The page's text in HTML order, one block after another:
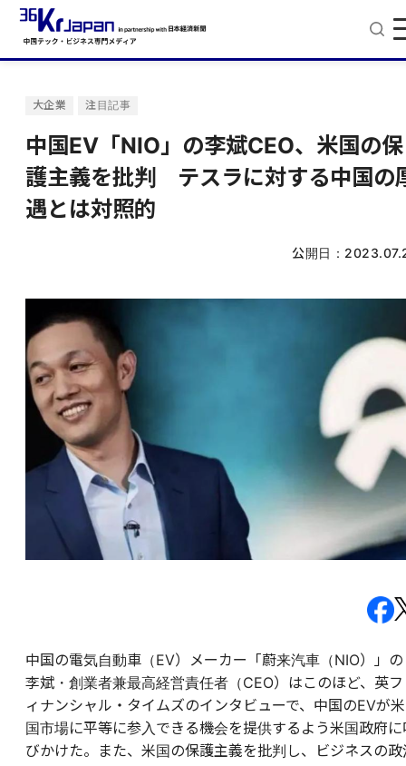
大企業 注目記事
中国EV「NIO」の李斌CEO、米国の保
護主義を批判 テスラに対する中国の
遇とは対照的
公開日：
中国の電気自動車（EV）メーカー「蔚来汽車（NIO）」の
李斌・創業者兼最高経営責任者（CEO）はこのほど、英フ
ィナンシャル・タイムズのインタビューで、中国のEVが米
国市場に平等に参入できる機会を提供するよう米国政府に
びかけた。また、米国の保護主義を批判し、ビジネスの政